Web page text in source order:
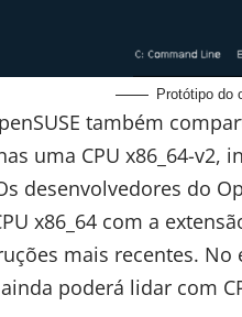
Protótipo do
também
uma CPU x86_64-v2,
desenvolvedores do
x86_64 com a
mais recentes. No
ainda poderá lidar com